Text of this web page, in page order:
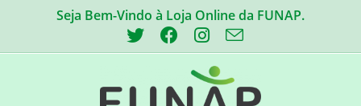
Seja Bem-Vindo à Loja Online da FUNAP.